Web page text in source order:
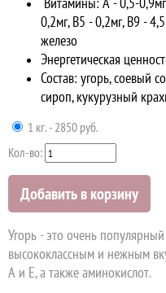
0,2мг, В5 - 0,2мг, В9 -
железо
Энергетическая
Состав: угорь, соевый
сироп, кукурузный
1 кг. - 2850 руб.
Кол-во:
Добавить в корзину
Угорь - это очень
высококлассным и нежным
А и Е, а также аминокислот.